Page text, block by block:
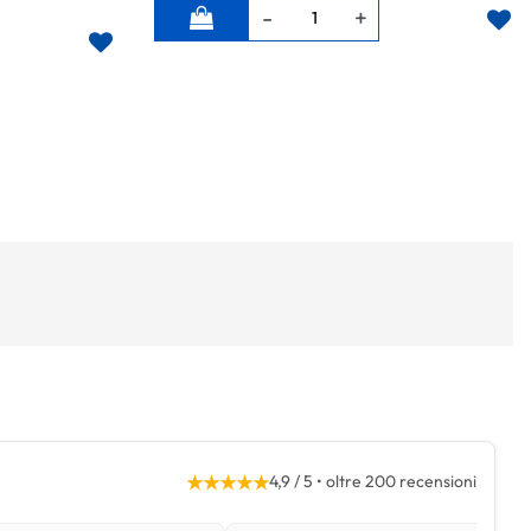
Quantità
★★★★★4,9 / 5 • oltre 200 recensioni